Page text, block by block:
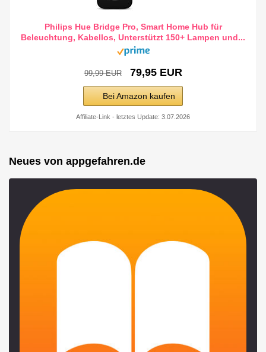
Philips Hue Bridge Pro, Smart Home Hub für
Beleuchtung, Kabellos, Unterstützt 150+ Lampen und...
99,99 EUR 79,95 EUR
Bei Amazon kaufen
Affiliate-Link - letztes Update: 3.07.2026
Neues von appgefahren.de